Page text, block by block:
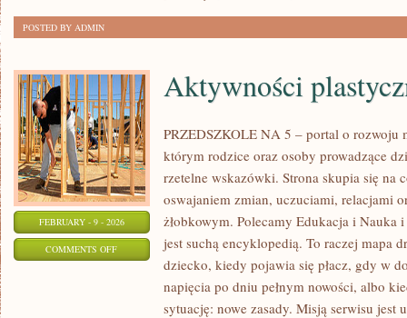
POSTED BY ADMIN
FEBRUARY - 9 - 2026
COMMENTS OFFON
AKTYWNOŚCI
PLASTYCZNE
Aktywności
PRZEDSZKOLE NA 5 – portal o rozwoju
którym rodzice oraz osoby prowadzące
rzetelne wskazówki. Strona skupia się na
oswajaniem zmian, uczuciami, relacjami
żłobkowym. Polecamy Edukacja i Nauka
jest suchą encyklopedią. To raczej mapa
dziecko, kiedy pojawia się płacz, gdy w
napięcia po dniu pełnym nowości, albo
sytuację: nowe zasady. Misją serwisu jest